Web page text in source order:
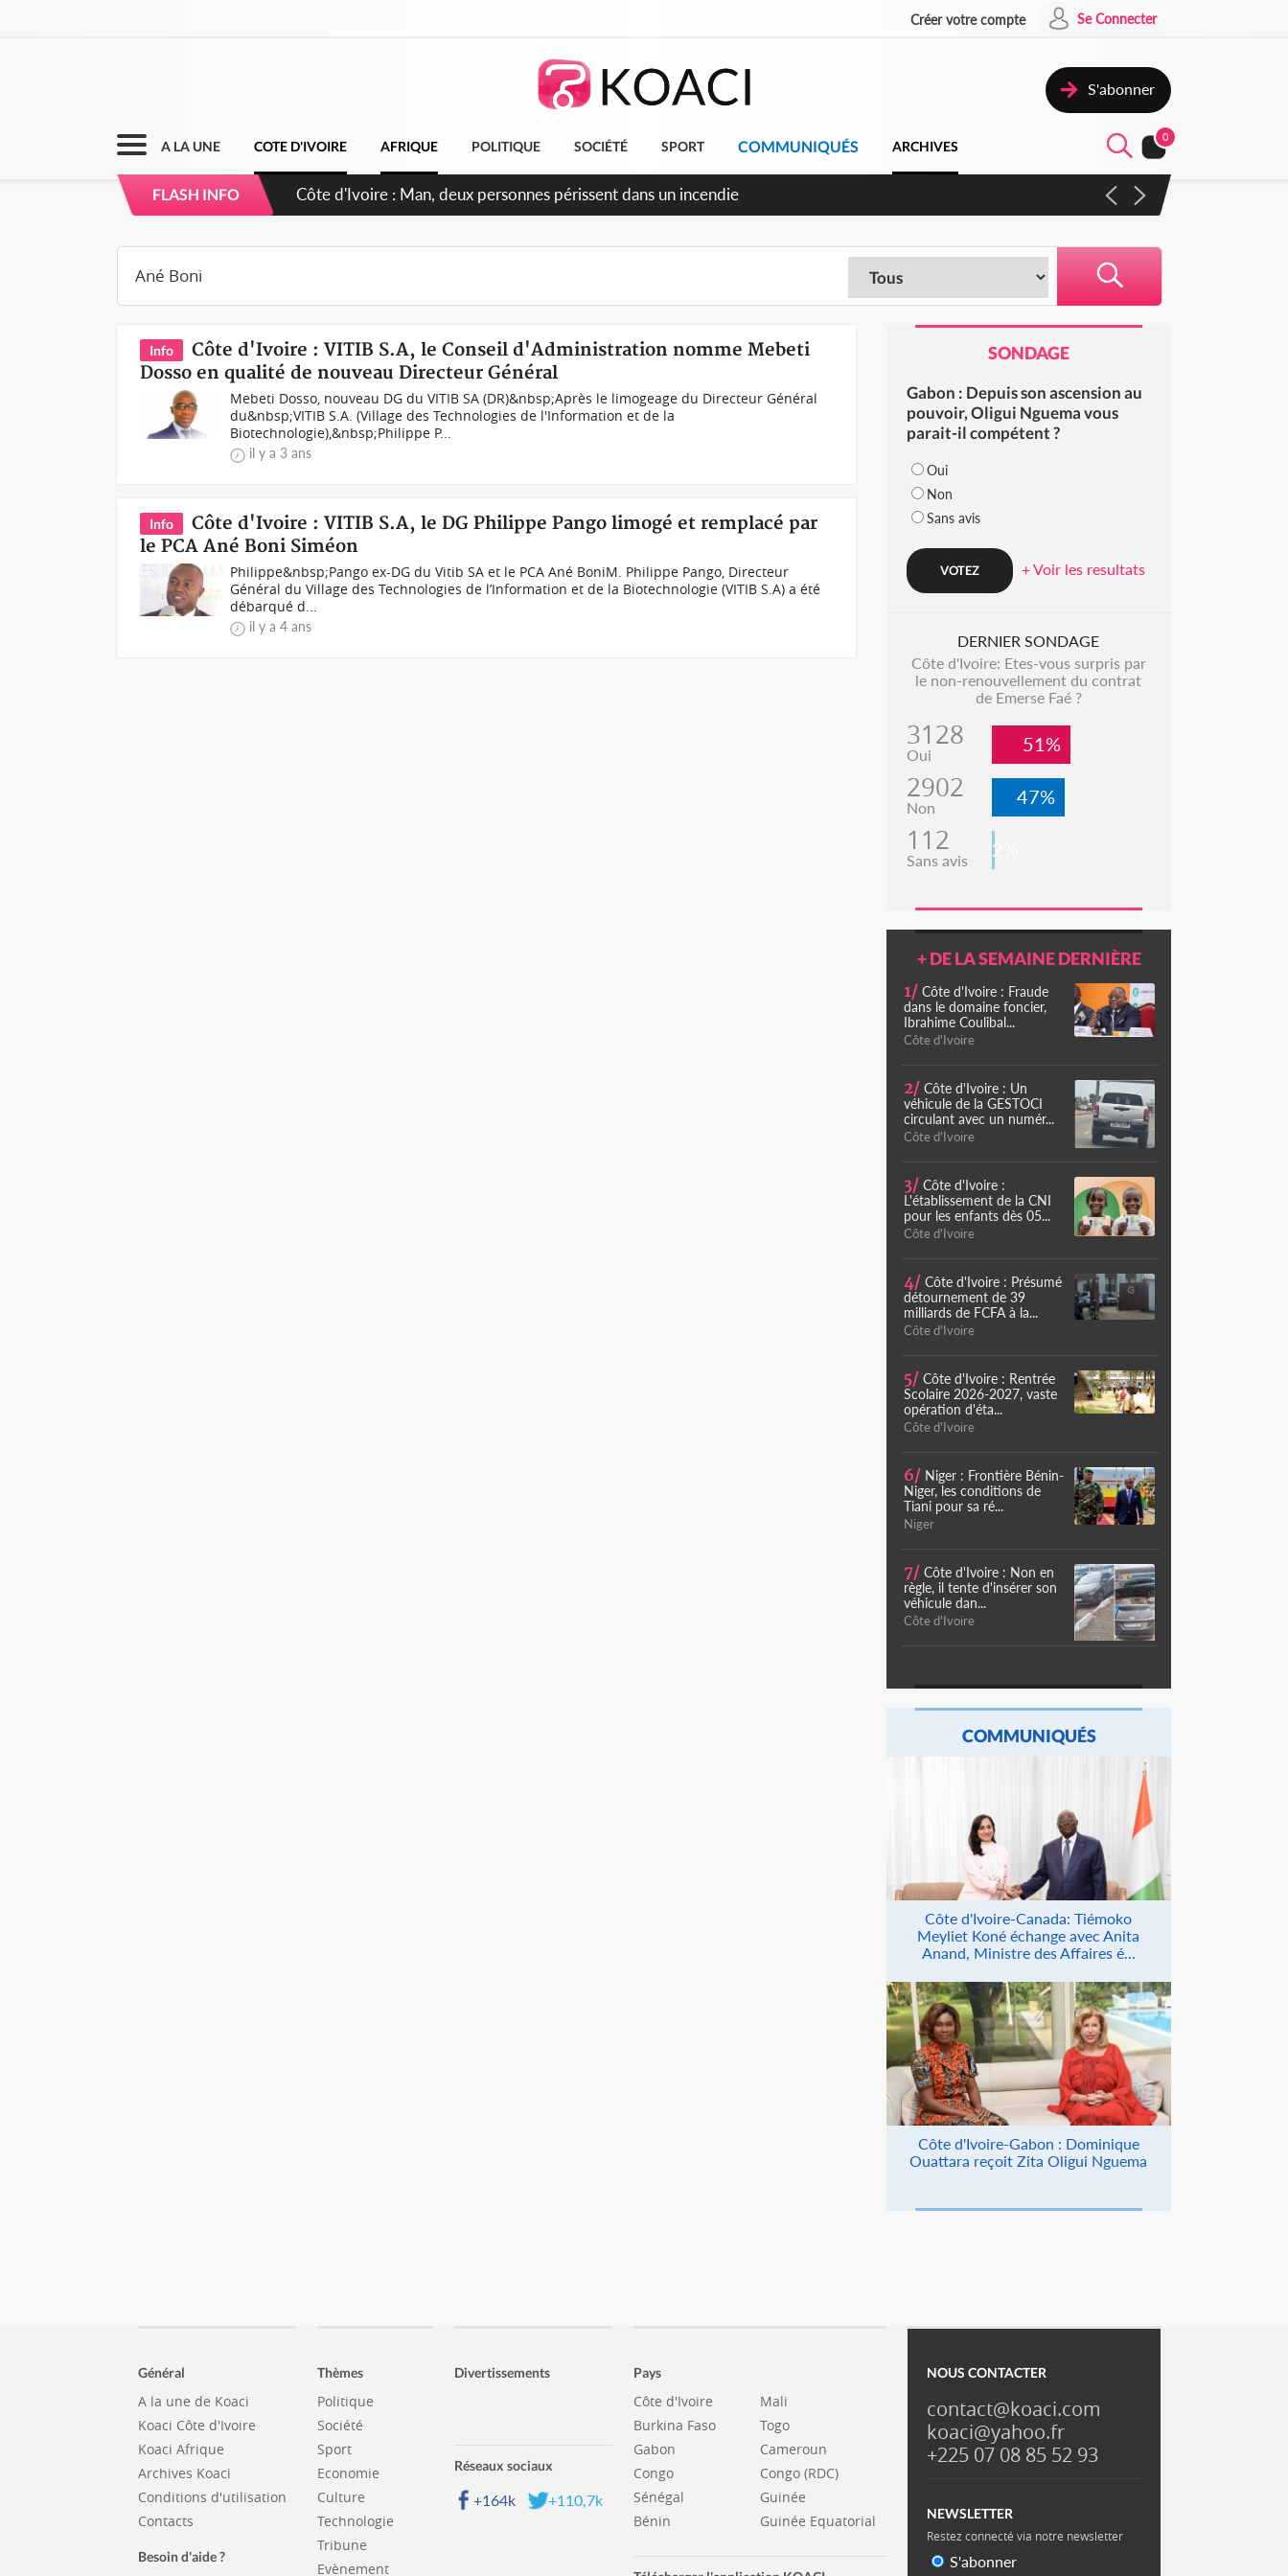
Créer votre compte Se Connecter
S'abonner
A LA UNE COTE D'IVOIRE AFRIQUE POLITIQUE SOCIÉTÉ SPORT COMMUNIQUÉS ARCHIVES
0
FLASH INFO Côte d'Ivoire : Man, deux personnes périssent dans un incendie
Info
Côte d'Ivoire : VITIB S.A, le Conseil d'Administration nomme Mebeti
Dosso en qualité de nouveau Directeur Général
Mebeti Dosso, nouveau DG du VITIB SA (DR)&nbsp;Après le limogeage du Directeur Général
du&nbsp;VITIB S.A. (Village des Technologies de l'Information et de la
Biotechnologie),&nbsp;Philippe P...
il y a 3 ans
Info
Côte d'Ivoire : VITIB S.A, le DG Philippe Pango limogé et remplacé par
le PCA Ané Boni Siméon
Philippe&nbsp;Pango ex-DG du Vitib SA et le PCA Ané BoniM. Philippe Pango, Directeur
Général du Village des Technologies de l’Information et de la Biotechnologie (VITIB S.A) a été
débarqué d...
il y a 4 ans
SONDAGE
Gabon : Depuis son ascension au
pouvoir, Oligui Nguema vous
parait-il compétent ?
Oui
Non
Sans avis
+ Voir les resultats
DERNIER SONDAGE
Côte d'Ivoire: Etes-vous surpris par
le non-renouvellement du contrat
de Emerse Faé ?
3128
Oui 51%
2902
Non 47%
112
Sans avis 2%
+ DE LA SEMAINE DERNIÈRE
1/ Côte d'Ivoire : Fraude
dans le domaine foncier,
Ibrahime Coulibal...
Côte d'Ivoire
2/ Côte d'Ivoire : Un
véhicule de la GESTOCI
circulant avec un numér...
Côte d'Ivoire
3/ Côte d'Ivoire :
L'établissement de la CNI
pour les enfants dès 05...
Côte d'Ivoire
4/ Côte d'Ivoire : Présumé
détournement de 39
milliards de FCFA à la...
Côte d'Ivoire
5/ Côte d'Ivoire : Rentrée
Scolaire 2026-2027, vaste
opération d'éta...
Côte d'Ivoire
6/ Niger : Frontière Bénin-
Niger, les conditions de
Tiani pour sa ré...
Niger
7/ Côte d'Ivoire : Non en
règle, il tente d'insérer son
véhicule dan...
Côte d'Ivoire
COMMUNIQUÉS
Côte d'Ivoire-Canada: Tiémoko
Meyliet Koné échange avec Anita
Anand, Ministre des Affaires é...
Côte d'Ivoire-Gabon : Dominique
Ouattara reçoit Zita Oligui Nguema
Général
A la une de Koaci
Koaci Côte d'Ivoire
Koaci Afrique
Archives Koaci
Conditions d'utilisation
Contacts
Besoin d'aide ?
Thèmes
Politique
Société
Sport
Economie
Culture
Technologie
Tribune
Evènement
Divertissements
Réseaux sociaux
+164k +110,7k
Pays
Côte d'Ivoire
Burkina Faso
Gabon
Congo
Sénégal
Bénin
Mali
Togo
Cameroun
Congo (RDC)
Guinée
Guinée Equatorial
NOUS CONTACTER
contact@koaci.com
koaci@yahoo.fr
+225 07 08 85 52 93
NEWSLETTER
Restez connecté via notre newsletter
S'abonner